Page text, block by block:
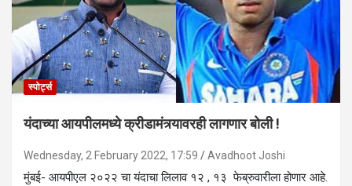
स्पोर्ट्स
यंदाच्या आयपीलमध्ये क्रीडामंत्र्यावरही लागणार बोली !
Wednesday, 2 February 2022, 17:59 Avadhoot Joshi
मुंबई- आयपीएल २०२२ चा यंदाचा लिलाव १२ , १३ फेब्रुवारीला होणार आहे.